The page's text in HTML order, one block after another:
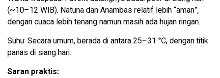
(~10–12 WIB). Natuna dan Anambas relatif lebih “aman”,
dengan cuaca lebih tenang namun masih ada hujan ringan.
Suhu: Secara umum, berada di antara 25–31 °C, dengan titik
panas di siang hari.
Saran praktis: